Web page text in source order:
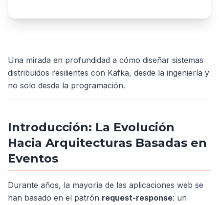
Una mirada en profundidad a cómo diseñar sistemas
distribuidos resilientes con Kafka, desde la ingeniería y
no solo desde la programación.
Introducción: La Evolución
Hacia Arquitecturas Basadas en
Eventos
Durante años, la mayoría de las aplicaciones web se
han basado en el patrón request-response: un